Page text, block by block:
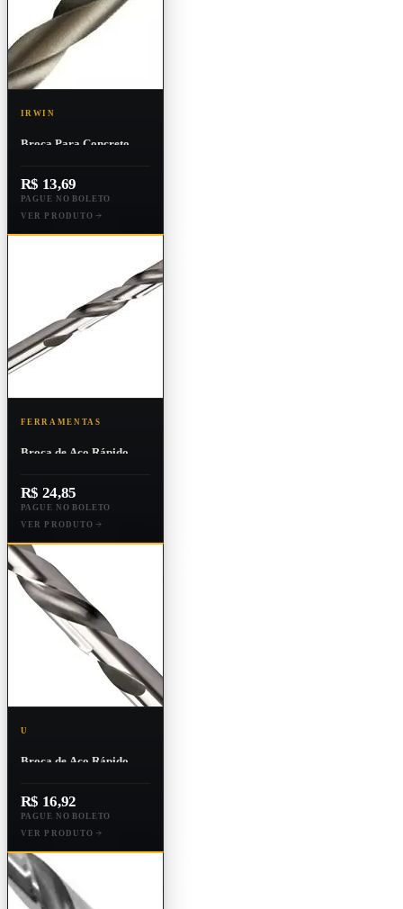
IRWIN
Broca Para Concreto
R$ 13,69
PAGUE NO BOLETO
VER PRODUTO
FERRAMENTAS
Broca de Aço Rápido
117x8.50m
R$ 24,85
PAGUE NO BOLETO
VER PRODUTO
U
Broca de Aço Rápido
R$ 16,92
PAGUE NO BOLETO
VER PRODUTO